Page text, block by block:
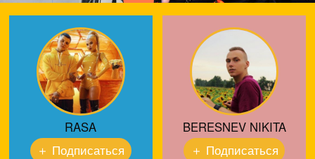
RASA
＋ Подписаться
BERESNEV NIKITA
＋ Подписаться